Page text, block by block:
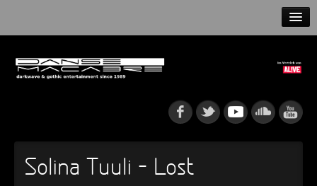
NEWS
Solina Tuuli – Lost